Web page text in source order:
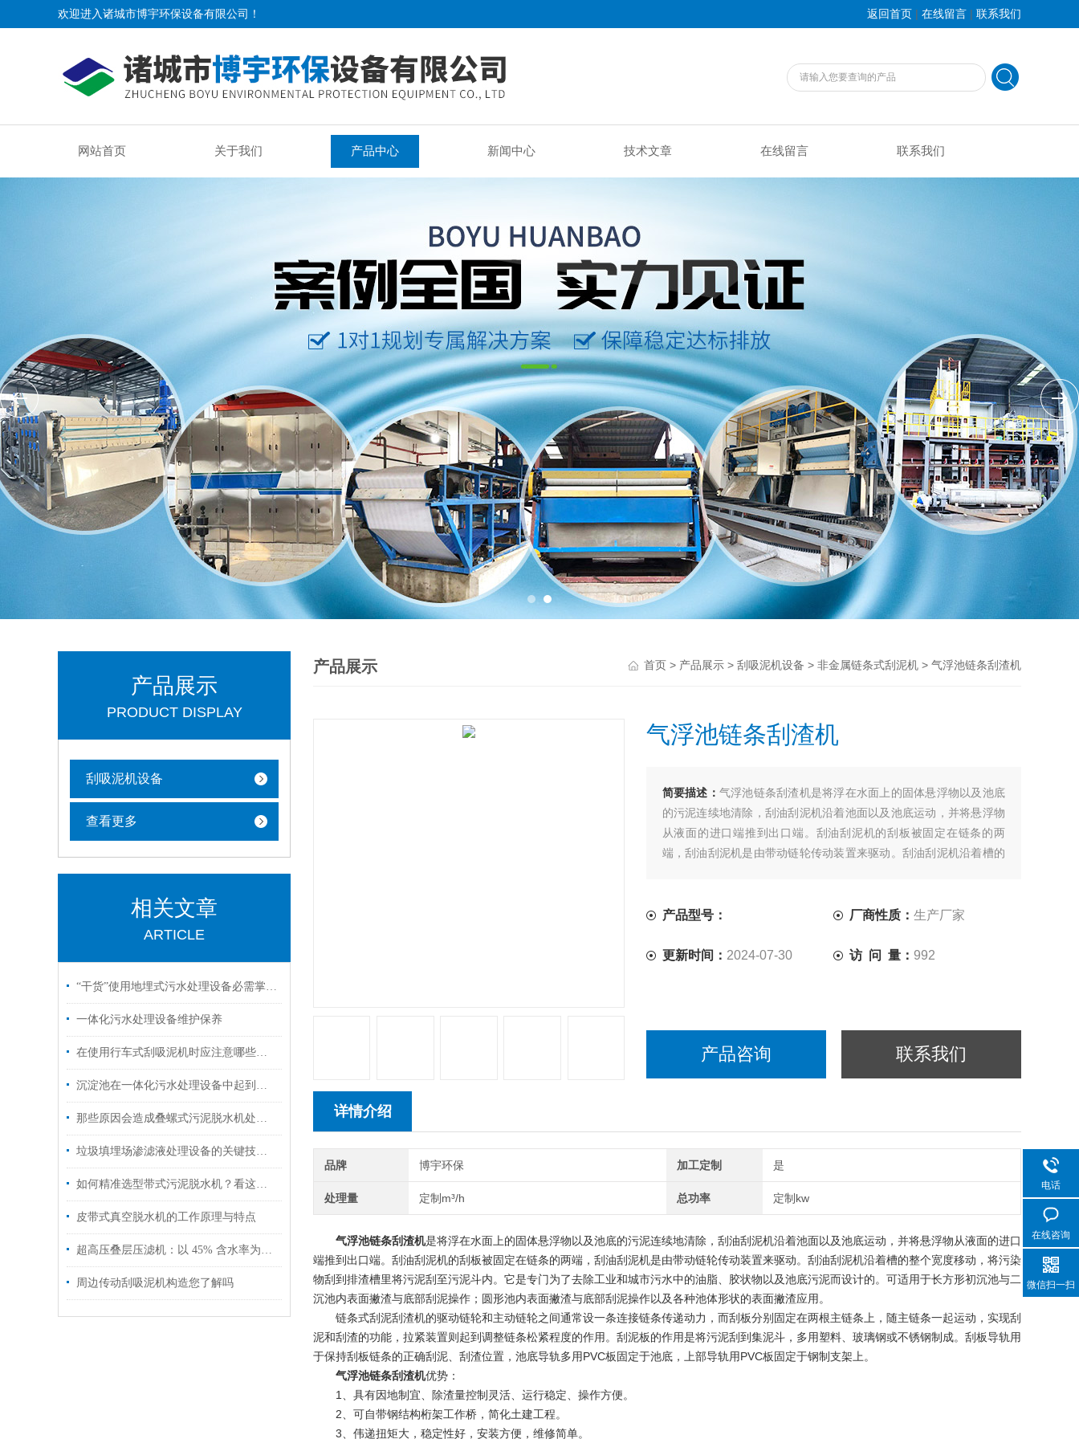
欢迎进入诸城市博宇环保设备有限公司！ 返回首页 | 在线留言 | 联系我们
网站首页 关于我们 产品中心 新闻中心 技术文章 在线留言 联系我们
产品展示
PRODUCT DISPLAY
刮吸泥机设备
查看更多
相关文章
ARTICLE
“干货”使用地埋式污水处理设备必需掌握的知识
一体化污水处理设备维护保养
在使用行车式刮吸泥机时应注意哪些问题？
沉淀池在一体化污水处理设备中起到哪些作用
那些原因会造成叠螺式污泥脱水机处理效果不理想
垃圾填埋场渗滤液处理设备的关键技术探讨
如何精准选型带式污泥脱水机？看这篇就够了
皮带式真空脱水机的工作原理与特点
超高压叠层压滤机：以 45% 含水率为界，重新定义污泥脱水标准
周边传动刮吸泥机构造您了解吗
产品展示 首页 > 产品展示 > 刮吸泥机设备 > 非金属链条式刮泥机 > 气浮池链条刮渣机
气浮池链条刮渣机
简要描述： 气浮池链条刮渣机是将浮在水面上的固体悬浮物以及池底
的污泥连续地清除，刮油刮泥机沿着池面以及池底运动，并将悬浮物
从液面的进口端推到出口端。刮油刮泥机的刮板被固定在链条的两
端，刮油刮泥机是由带动链轮传动装置来驱动。刮油刮泥机沿着槽的
产品型号： 厂商性质：生产厂家
更新时间： 2024-07-30 访 问 量： 992
产品咨询 联系我们
详情介绍
品牌 博宇环保 加工定制 是
处理量 定制m³/h 总功率 定制kw
气浮池链条刮渣机是将浮在水面上的固体悬浮物以及池底的污泥连续地清除，刮油刮泥机沿着池面以及池底运动，并将悬浮物从液面的进口
端推到出口端。刮油刮泥机的刮板被固定在链条的两端，刮油刮泥机是由带动链轮传动装置来驱动。刮油刮泥机沿着槽的整个宽度移动，将污染
物刮到排渣槽里将污泥刮至污泥斗内。它是专门为了去除工业和城市污水中的油脂、胶状物以及池底污泥而设计的。可适用于长方形初沉池与二
沉池内表面撇渣与底部刮泥操作；圆形池内表面撇渣与底部刮泥操作以及各种池体形状的表面撇渣应用。
链条式刮泥刮渣机的驱动链轮和主动链轮之间通常设一条连接链条传递动力，而刮板分别固定在两根主链条上，随主链条一起运动，实现刮
泥和刮渣的功能，拉紧装置则起到调整链条松紧程度的作用。刮泥板的作用是将污泥刮到集泥斗，多用塑料、玻璃钢或不锈钢制成。刮板导轨用
于保持刮板链条的正确刮泥、刮渣位置，池底导轨多用PVC板固定于池底，上部导轨用PVC板固定于钢制支架上。
气浮池链条刮渣机优势：
1、具有因地制宜、除渣量控制灵活、运行稳定、操作方便。
2、可自带钢结构桁架工作桥，简化土建工程。
3、伟递扭矩大，稳定性好，安装方便，维修简单。
电话
在线咨询
微信扫一扫